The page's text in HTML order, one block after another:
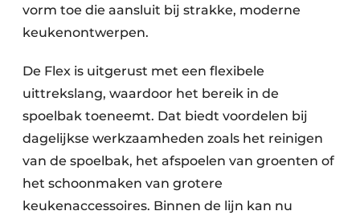
vorm toe die aansluit bij strakke, moderne
keukenontwerpen.
De Flex is uitgerust met een flexibele
uittrekslang, waardoor het bereik in de
spoelbak toeneemt. Dat biedt voordelen bij
dagelijkse werkzaamheden zoals het reinigen
van de spoelbak, het afspoelen van groenten of
het schoonmaken van grotere
keukenaccessoires. Binnen de lijn kan nu